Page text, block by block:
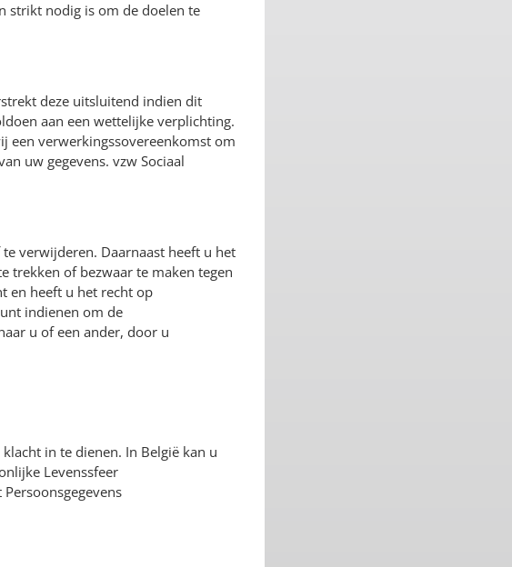
strikt nodig is om de doelen te
deze uitsluitend indien dit
aan een wettelijke verplichting.
een verwerkingssovereenkomst om
uw gegevens. vzw Sociaal
verwijderen. Daarnaast heeft u het
trekken of bezwaar te maken tegen
en heeft u het recht op
indienen om de
u of een ander, door u
in te dienen. In België kan u
Levenssfeer